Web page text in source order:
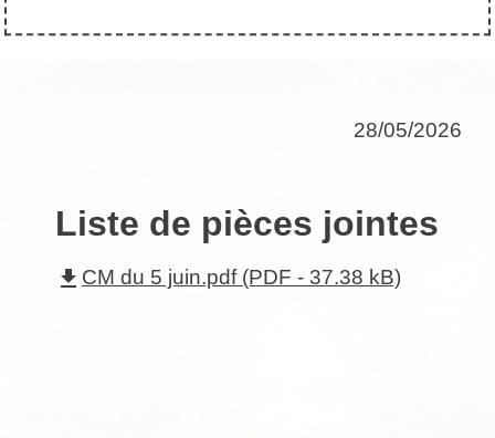
28/05/2026
Liste de pièces jointes
file_download CM du 5 juin.pdf (PDF - 37.38 kB)